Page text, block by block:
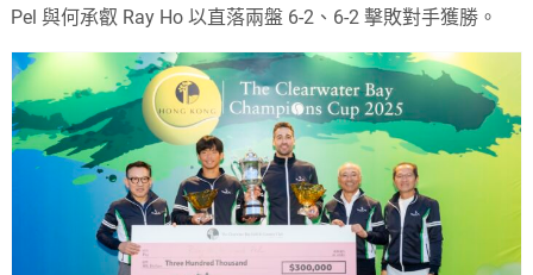
Pel 與何承叡 Ray Ho 以直落兩盤 6-2、6-2 擊敗對手獲勝。